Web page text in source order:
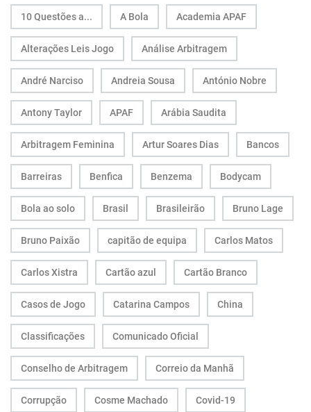
10 Questões a... A Bola Academia APAF
Alterações Leis Jogo Análise Arbitragem
André Narciso Andreia Sousa António Nobre
Antony Taylor APAF Arábia Saudita
Arbitragem Feminina Artur Soares Dias Bancos
Barreiras Benfica Benzema Bodycam
Bola ao solo Brasil Brasileirão Bruno Lage
Bruno Paixão capitão de equipa Carlos Matos
Carlos Xistra Cartão azul Cartão Branco
Casos de Jogo Catarina Campos China
Classificações Comunicado Oficial
Conselho de Arbitragem Correio da Manhã
Corrupção Cosme Machado Covid-19